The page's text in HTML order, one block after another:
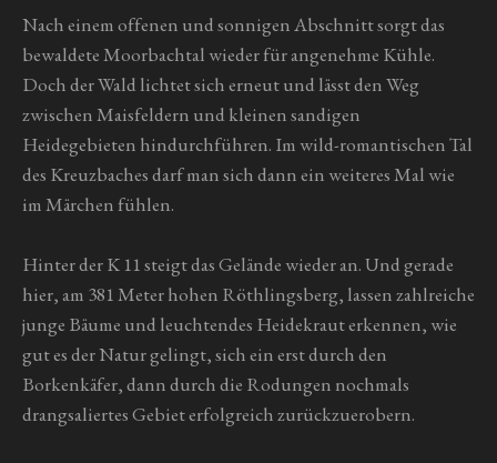
Nach einem offenen und sonnigen Abschnitt sorgt das
bewaldete Moorbachtal wieder für angenehme Kühle.
Doch der Wald lichtet sich erneut und lässt den Weg
zwischen Maisfeldern und kleinen sandigen
Heidegebieten hindurchführen. Im wild-romantischen Tal
des Kreuzbaches darf man sich dann ein weiteres Mal wie
im Märchen fühlen.
Hinter der K 11 steigt das Gelände wieder an. Und gerade
hier, am 381 Meter hohen Röthlingsberg, lassen zahlreiche
junge Bäume und leuchtendes Heidekraut erkennen, wie
gut es der Natur gelingt, sich ein erst durch den
Borkenkäfer, dann durch die Rodungen nochmals
drangsaliertes Gebiet erfolgreich zurückzuerobern.